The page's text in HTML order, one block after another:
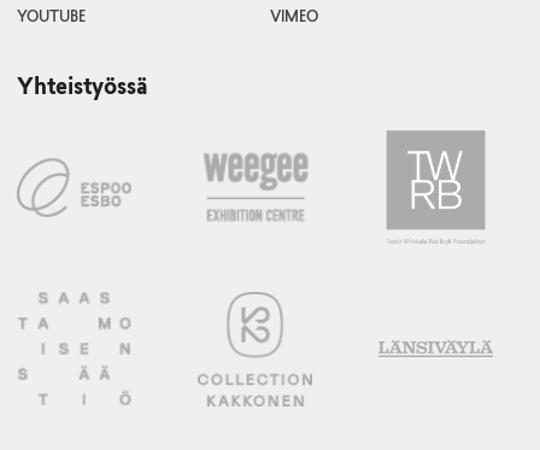
YOUTUBE
VIMEO
Yhteistyössä